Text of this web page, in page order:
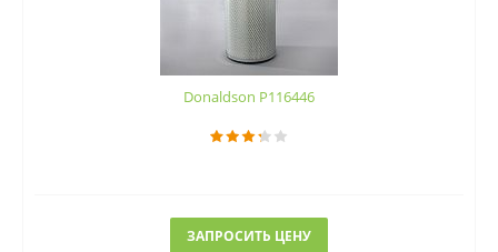
Donaldson P116446
ЗАПРОСИТЬ ЦЕНУ